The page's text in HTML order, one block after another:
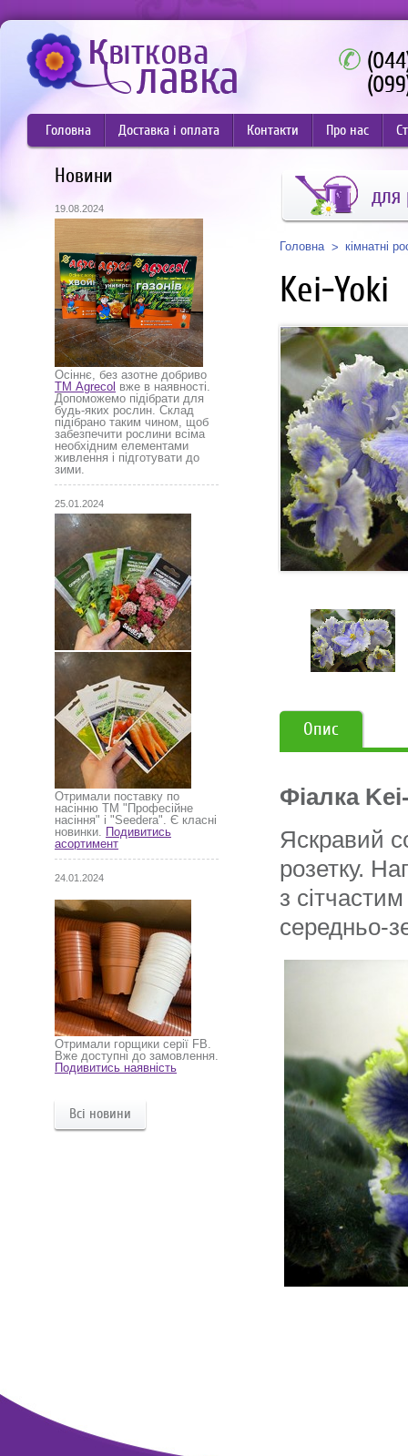
Головна Доставка і оплата Контакти Про нас
Новини
19.08.2024
Осіннє, без азотне добриво
ТМ Agrecol вже в наявності.
Допоможемо підібрати для
будь-яких рослин. Склад
підібрано таким чином, щоб
забезпечити рослини всіма
необхідним елементами
живлення і підготувати до
зими.
25.01.2024
Отримали поставку по
насінню ТМ "Професійне
насіння" і "Seedera". Є класні
новинки. Подивитись
асортимент
24.01.2024
Отримали горщики серії FB.
Вже доступні до замовлення.
Подивитись наявність
Всі новини
для
Головна кімнатні
Kei-Yoki
Опис
Фіалка
Яскравий
розетку.
з
середньо-